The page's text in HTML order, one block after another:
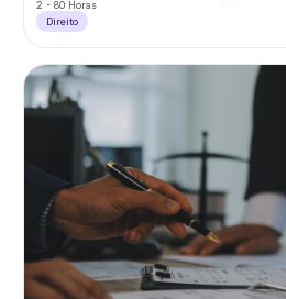
2 - 80 Horas
Direito